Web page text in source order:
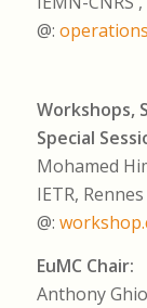
@:
Workshops,
Special
Mohamed
IETR, Rennes
@:
EuMC Chair:
Anthony